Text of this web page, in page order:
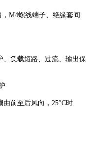
M4螺线端子、绝缘套间
、负载短路、过流、输出保
前至后风向，25°C时